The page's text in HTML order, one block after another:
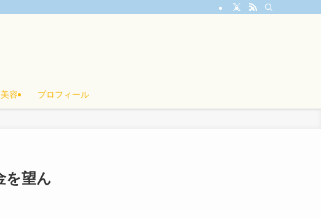
容 プロフィール
を望ん